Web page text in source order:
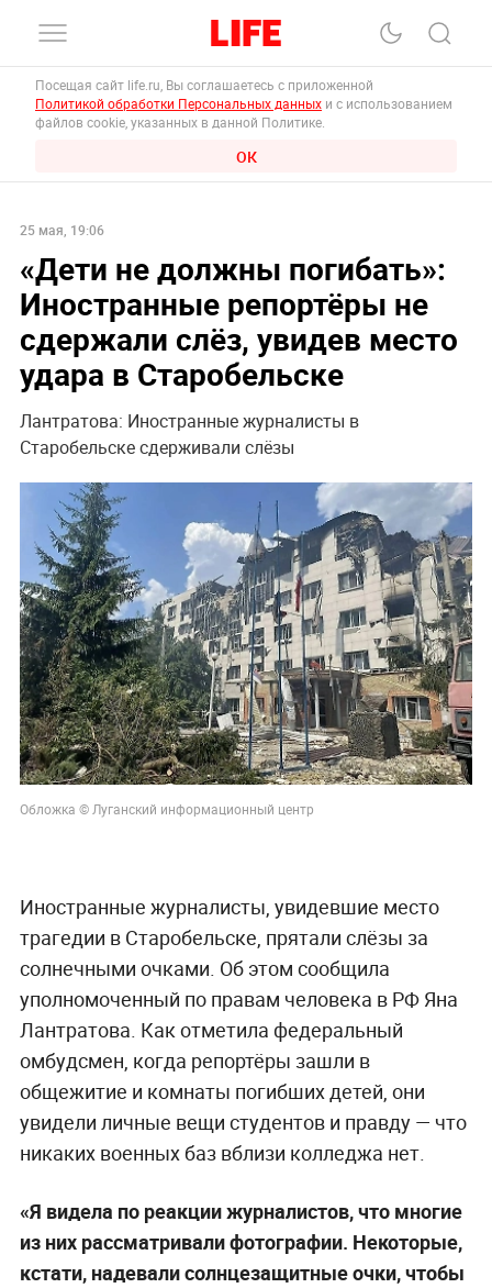
Посещая сайт life.ru, Вы соглашаетесь с приложенной
Политикой обработки Персональных данных и с использованием
файлов cookie, указанных в данной Политике.
ОК
25 мая, 19:06
«Дети не должны погибать»:
Иностранные репортёры не
сдержали слёз, увидев место
удара в Старобельске
Лантратова: Иностранные журналисты в
Старобельске сдерживали слёзы
Обложка © Луганский информационный центр
Иностранные журналисты, увидевшие место
трагедии в Старобельске, прятали слёзы за
солнечными очками. Об этом сообщила
уполномоченный по правам человека в РФ Яна
Лантратова. Как отметила федеральный
омбудсмен, когда репортёры зашли в
общежитие и комнаты погибших детей, они
увидели личные вещи студентов и правду — что
никаких военных баз вблизи колледжа нет.
«Я видела по реакции журналистов, что многие
из них рассматривали фотографии. Некоторые,
кстати, надевали солнцезащитные очки, чтобы